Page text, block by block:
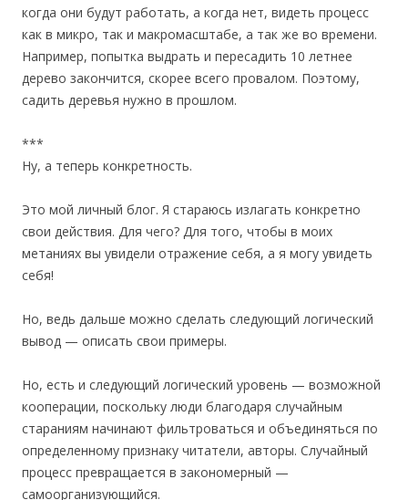
когда они будут работать, а когда нет, видеть процесс
как в микро, так и макромасштабе, а так же во времени.
Например, попытка выдрать и пересадить 10 летнее
дерево закончится, скорее всего провалом. Поэтому,
садить деревья нужно в прошлом.
***
Ну, а теперь конкретность.
Это мой личный блог. Я стараюсь излагать конкретно
свои действия. Для чего? Для того, чтобы в моих
метаниях вы увидели отражение себя, а я могу увидеть
себя!
Но, ведь дальше можно сделать следующий логический
вывод — описать свои примеры.
Но, есть и следующий логический уровень — возможной
кооперации, поскольку люди благодаря случайным
стараниям начинают фильтроваться и объединяться по
определенному признаку читатели, авторы. Случайный
процесс превращается в закономерный —
самоорганизующийся.